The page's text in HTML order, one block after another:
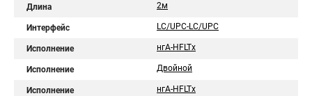
Длина 2м
Интерфейс LC/UPC-LC/UPC
Исполнение нгA-HFLTx
Исполнение Двойной
Исполнение нгА-HFLTx